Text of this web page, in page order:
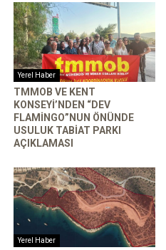
Yerel Haber
TMMOB VE KENT
KONSEYI’NDEN “DEV
FLAMINGO”NUN ÖNÜNDE
USULUK TABIAT PARKI
AÇIKLAMASI
Yerel Haber